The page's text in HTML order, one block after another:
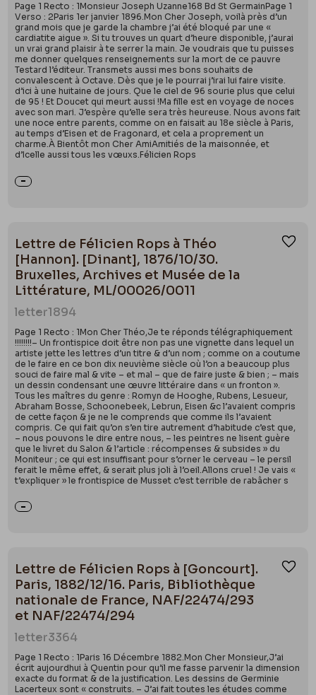
Page 1 Recto : 1Monsieur Joseph Uzanne168 Bd St GermainPage 1
Verso : 2Paris 1er janvier 1896.Mon Cher Joseph, voilà près d’un
grand mois que je garde la chambre j’ai été bloqué par une «
cardiatite aigue ». Si tu trouves un quart d’heure disponible, j’aurai
un vrai grand plaisir à te serrer la main. Je voudrais que tu puisses
me donner quelques renseignements sur la mort de ce pauvre
Testard l’éditeur. Transmets aussi mes bons souhaits de
convalescent à Octave. Dès que je le pourrai j’irai lui faire visite.
d’ici à une huitaine de jours. Que le ciel de 96 sourie plus que celui
de 95 ! Et Doucet qui meurt aussi !Ma fille est en voyage de noces
avec son mari. J’espère qu’elle sera très heureuse. Nous avons fait
une noce entre parents, comme on en faisait au 18e siècle à Paris,
au temps d’Eisen et de Fragonard, et cela a proprement un
charme.À Bientôt mon Cher AmiAmitiés de la maisonnée, et
d’Icelle aussi tous les vœuxs.Félicien Rops
Lettre de Félicien Rops à Théo
[Hannon]. [Dinant], 1876/10/30.
Bruxelles, Archives et Musée de la
Littérature, ML/00026/0011
letter1894
Page 1 Recto : 1Mon Cher Théo,Je te réponds télégraphiquement
!!!!!!!!– Un frontispice doit être non pas une vignette dans lequel un
artiste jette les lettres d’un titre & d’un nom ; comme on a coutume
de le faire en ce bon dix neuvième siècle où l’on a beaucoup plus
souci de faire mal & vite – et mal – que de faire juste & bien ; – mais
un dessin condensant une œuvre littéraire dans « un fronton ».
Tous les maîtres du genre : Romyn de Hooghe, Rubens, Lesueur,
Abraham Bosse, Schoonebeek, Lebrun, Eisen &c l’avaient compris
de cette façon & je ne le comprends que comme ils l’avaient
compris. Ce qui fait qu’on s’en tire autrement d’habitude c’est que,
– nous pouvons le dire entre nous, – les peintres ne lisent guère
que le livret du Salon & l’article : récompenses & subsides » du
Moniteur ; ce qui est insuffisant pour s’orner le cerveau – le persil
ferait le même effet, & serait plus joli à l’oeil.Allons cruel ! Je vais «
t’expliquer » le frontispice de Musset c’est terrible de rabâcher s
Lettre de Félicien Rops à [Goncourt].
Paris, 1882/12/16. Paris, Bibliothèque
nationale de France, NAF/22474/293
et NAF/22474/294
letter3364
Page 1 Recto : 1Paris 16 Décembre 1882.Mon Cher Monsieur,J’ai
écrit aujourdhui à Quentin pour qu’il me fasse parvenir la dimension
exacte du format & de la justification. Les dessins de Germinie
Lacerteux sont « construits. – J’ai fait toutes les études comme